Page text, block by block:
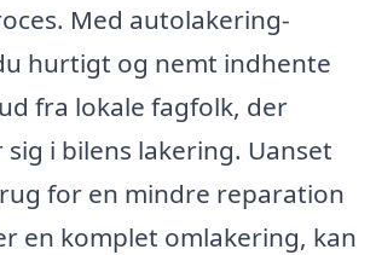
Med autolakering-
hurtigt og nemt indhente
fra lokale fagfolk, der
sig i bilens lakering. Uanset
for en mindre reparation
en komplet omlakering, kan